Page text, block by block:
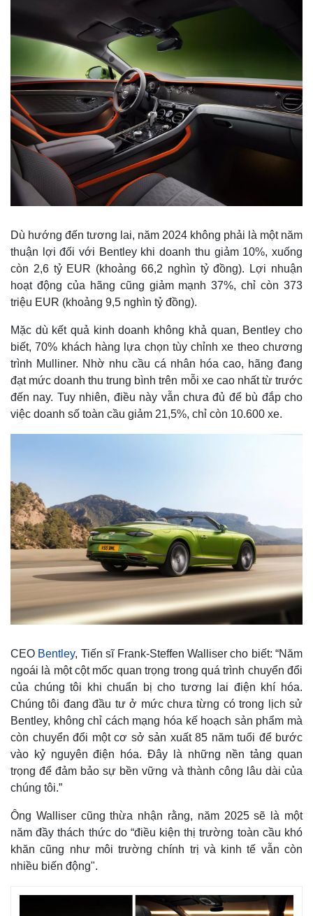
Kinh tế
Bất động sản
Khởi nghiệp
Thị trường
Giá vàng
Tiêu dùng
Tỷ giá
Chứng khoán
Giá cà phê
Dù hướng đến tương lai, năm 2024 không phải là một năm
thuận lợi đối với Bentley khi doanh thu giảm 10%, xuống
còn 2,6 tỷ EUR (khoảng 66,2 nghìn tỷ đồng). Lợi nhuận
hoạt động của hãng cũng giảm mạnh 37%, chỉ còn 373
triệu EUR (khoảng 9,5 nghìn tỷ đồng).
Mặc dù kết quả kinh doanh không khả quan, Bentley cho
biết, 70% khách hàng lựa chọn tùy chỉnh xe theo chương
trình Mulliner. Nhờ nhu cầu cá nhân hóa cao, hãng đang
đạt mức doanh thu trung bình trên mỗi xe cao nhất từ trước
đến nay. Tuy nhiên, điều này vẫn chưa đủ để bù đắp cho
việc doanh số toàn cầu giảm 21,5%, chỉ còn 10.600 xe.
CEO Bentley, Tiến sĩ Frank-Steffen Walliser cho biết: “Năm
ngoái là một cột mốc quan trọng trong quá trình chuyển đổi
của chúng tôi khi chuẩn bị cho tương lai điện khí hóa.
Chúng tôi đang đầu tư ở mức chưa từng có trong lịch sử
Bentley, không chỉ cách mạng hóa kế hoạch sản phẩm mà
còn chuyển đổi một cơ sở sản xuất 85 năm tuổi để bước
vào kỷ nguyên điện hóa. Đây là những nền tảng quan
trọng để đảm bảo sự bền vững và thành công lâu dài của
chúng tôi.”
Ông Walliser cũng thừa nhận rằng, năm 2025 sẽ là một
năm đầy thách thức do “điều kiện thị trường toàn cầu khó
khăn cũng như môi trường chính trị và kinh tế vẫn còn
nhiều biến động".